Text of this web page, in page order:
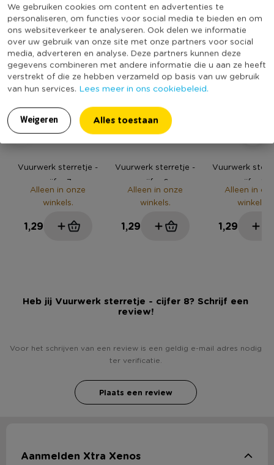
We gebruiken cookies om content en advertenties te
personaliseren, om functies voor social media te bieden en om
ons websiteverkeer te analyseren. Ook delen we informatie
over uw gebruik van onze site met onze partners voor social
media, adverteren en analyse. Deze partners kunnen deze
gegevens combineren met andere informatie die u aan ze heeft
verstrekt of die ze hebben verzameld op basis van uw gebruik
van hun services. Lees meer in ons cookiebeleid.
Weigeren Alles toestaan
MEER UIT DEZE SERIE
Vuurwerk sterretje -
cijfer 7
Alleen in onze
winkels.
1,29
Vuurwerk sterretje -
cijfer 6
Alleen in onze
winkels.
1,29
Vuurwerk
cijfer 5
Alleen in
winkels.
1,29
Heb jij Vuurwerk sterretje - cijfer 8? Schrijf een
review!
Voor het schrijven van een review is een geldig e-mail adres nodig
ter verificatie.
Plaats een review
Aanmelden Xtra Xenos